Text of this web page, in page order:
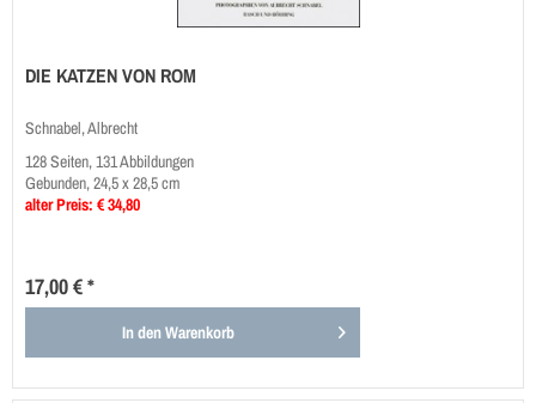
DIE KATZEN VON ROM
Schnabel, Albrecht
128 Seiten, 131 Abbildungen
Gebunden, 24,5 x 28,5 cm
alter Preis: € 34,80
17,00 € *
In denWarenkorb